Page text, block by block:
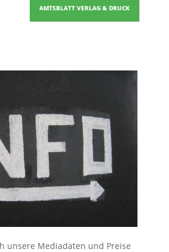
AMTSBLATT VERLAG & DRUCK
unsere Mediadaten und Preise